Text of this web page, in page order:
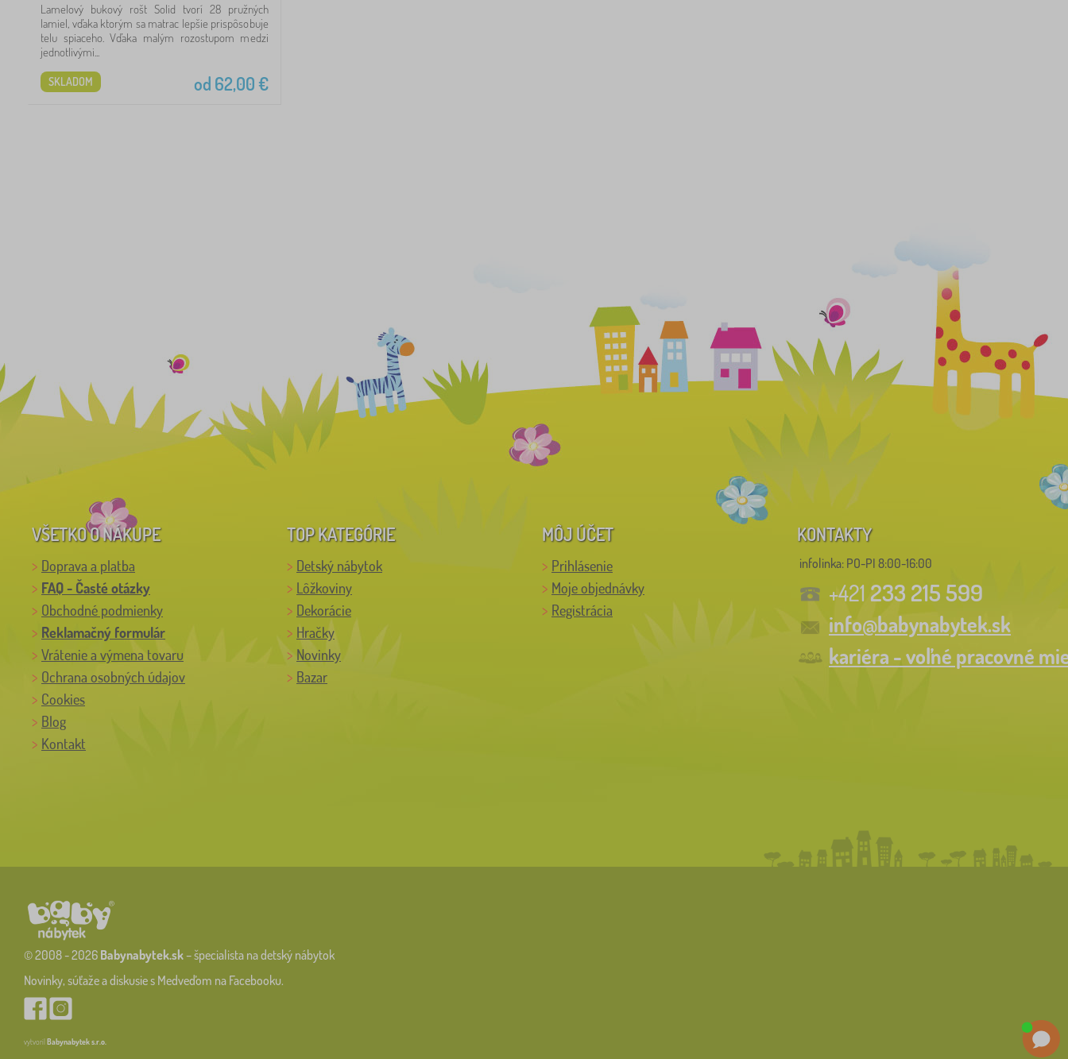
Lamelový bukový rošt Solid tvorí 28 pružných
lamiel, vďaka ktorým sa matrac lepšie prispôsobuje
telu spiaceho. Vďaka malým rozostupom medzi
jednotlivými...
od 62,00€
SKLADOM
VŠETKO O NÁKUPE
Doprava a platba
FAQ - Časté otázky
Obchodné podmienky
Reklamačný formulár
Vrátenie a výmena tovaru
Ochrana osobných údajov
Cookies
Blog
Kontakt
TOP KATEGÓRIE
Detský nábytok
Lôžkoviny
Dekorácie
Hračky
Novinky
Bazar
MÔJ ÚČET
Prihlásenie
Moje objednávky
Registrácia
KONTAKTY
infolinka: PO-PI 8:00-16:00
+421 233 215 599
info@babynabytek.sk
kariéra - voľné pracovné
© 2008 - 2026 Babynabytek.sk– špecialista na detský nábytok
Novinky, súťaže a diskusie s Medveďom na Facebooku.
vytvorilBabynabytek s.r.o.